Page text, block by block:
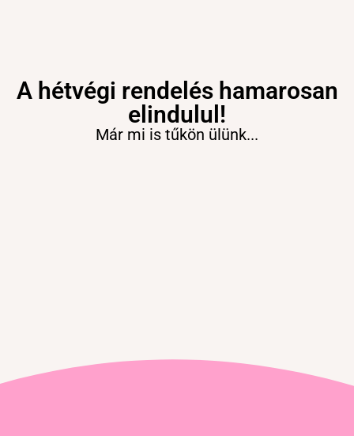
A hétvégi rendelés hamarosan
elindulul!
Már mi is tűkön ülünk...